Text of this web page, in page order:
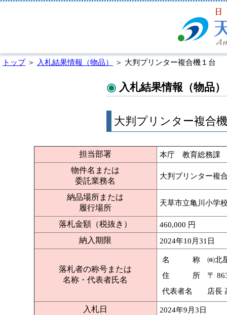
トップ＞ 入札結果情報（物品） ＞ 大判プリンター複合機１台
入札結果情報（物品）
大判プリンター複合
担当部署
本庁 教育総務課
物件名または
委託業務名
大判プリンター複
納品場所または
履行場所
天草市立亀川小学
落札金額（税抜き）
460,000 円
納入期限
2024年10月31日
落札者の称号または
名称・代表者氏名
名 称
㈱北
住 所
〒
代表者名
店長
入札日
2024年9月3日